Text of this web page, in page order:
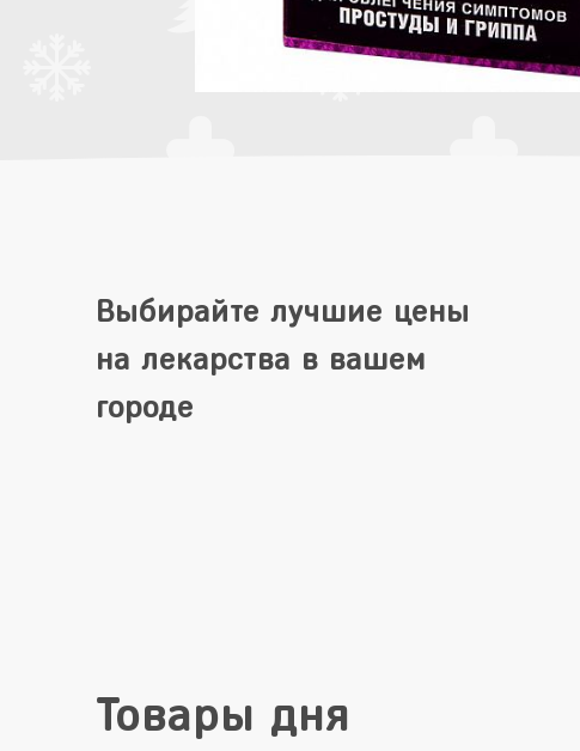
Выбирайте лучшие цены
на лекарства в вашем
городе
Товары дня